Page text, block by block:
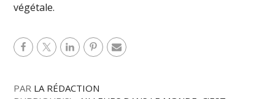
végétale.
PAR LA RÉDACTION